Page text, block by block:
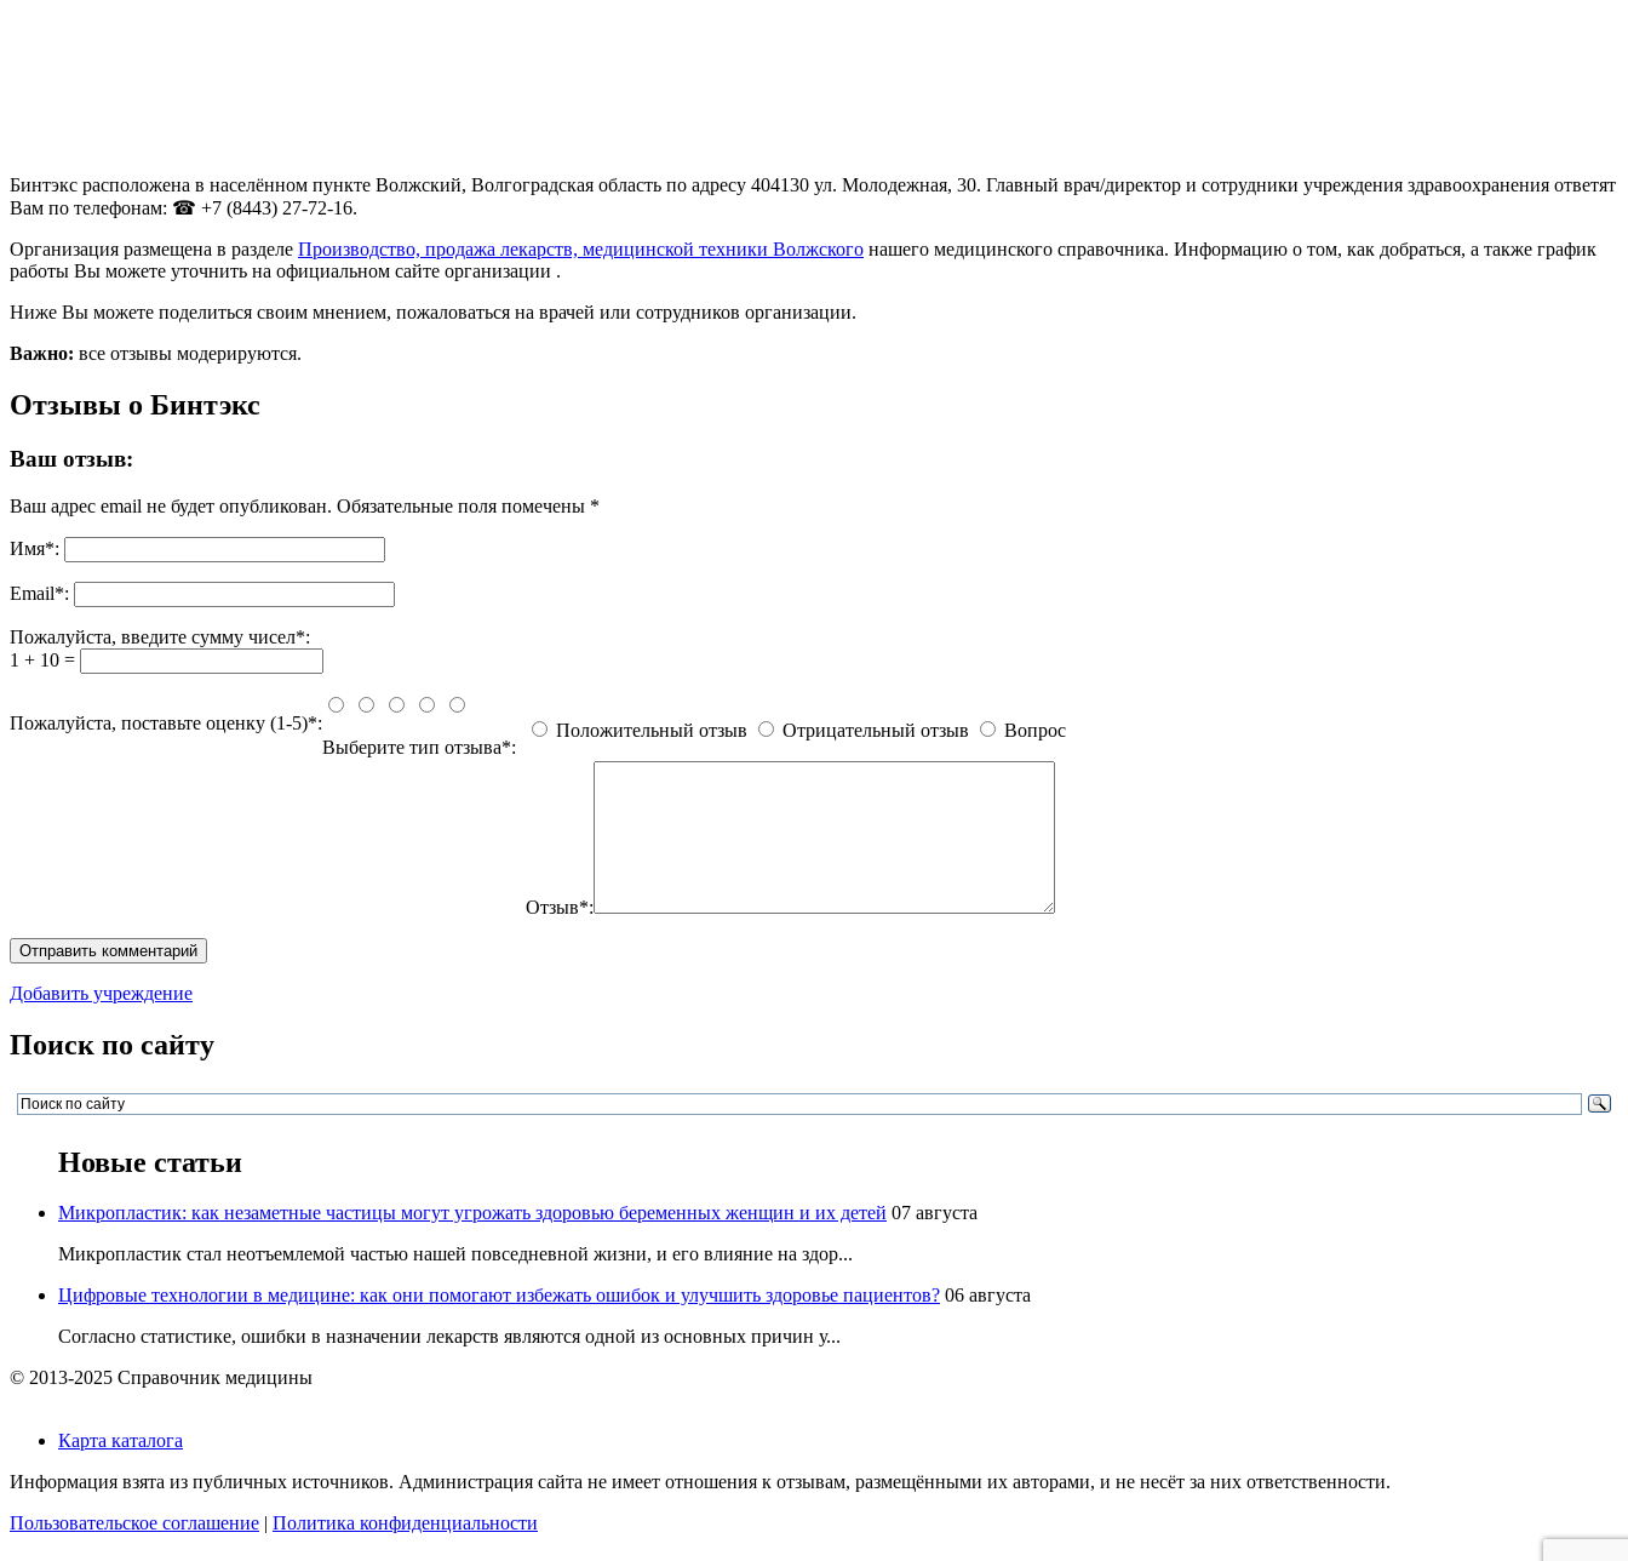
Бинтэкс расположена в населённом пункте Волжский, Волгоградская область по адресу 404130 ул. Молодежная, 30. Главный врач/директор и сотрудники учреждения здравоохранения ответят
Вам по телефонам: ☎ +7 (8443) 27-72-16.
Организация размещена в разделе Производство, продажа лекарств, медицинской техники Волжского нашего медицинского справочника. Информацию о том, как добраться, а также график
работы Вы можете уточнить на официальном сайте организации .
Ниже Вы можете поделиться своим мнением, пожаловаться на врачей или сотрудников организации.
Важно: все отзывы модерируются.
Отзывы о Бинтэкс
Ваш отзыв:
Ваш адрес email не будет опубликован. Обязательные поля помечены *
Имя*:
Email*:
Пожалуйста, введите сумму чисел*:
1 + 10 =
Пожалуйста, поставьте оценку (1-5)*:
Выберите тип отзыва*:
Положительный отзыв Отрицательный отзыв Вопрос
Отзыв*:
Добавить учреждение
Поиск по сайту
Новые статьи
Микропластик: как незаметные частицы могут угрожать здоровью беременных женщин и их детей 07 августа
Микропластик стал неотъемлемой частью нашей повседневной жизни, и его влияние на здор...
Цифровые технологии в медицине: как они помогают избежать ошибок и улучшить здоровье пациентов? 06 августа
Согласно статистике, ошибки в назначении лекарств являются одной из основных причин у...
© 2013-2025 Справочник медицины
Карта каталога
Информация взята из публичных источников. Администрация сайта не имеет отношения к отзывам, размещёнными их авторами, и не несёт за них ответственности.
Пользовательское соглашение
Политика конфиденциальности